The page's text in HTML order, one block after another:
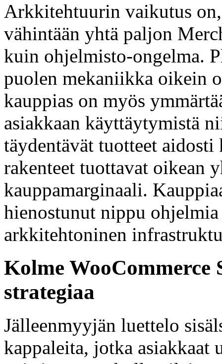
Arkkitehtuurin vaikutus
vähintään yhtä paljon
kuin ohjelmisto-ongelma.
puolen mekaniikka oikein
kauppias on myös
asiakkaan käyttäytymistä
täydentävät tuotteet
rakenteet tuottavat oikean
kauppamarginaali.
hienostunut nippu
arkkitehtoninen
Kolme WooCommerce
strategiaa
Jälleenmyyjän luettelo
kappaleita, jotka asiakkaat